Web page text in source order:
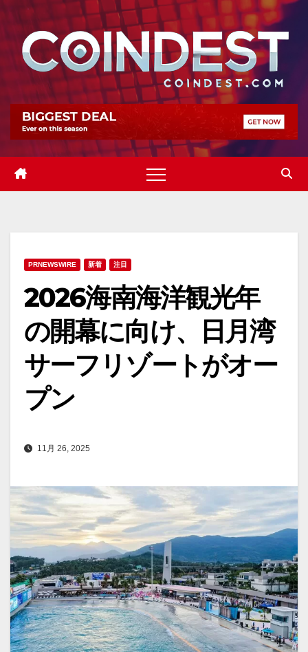
Skip
content
PRNEWSWIRE 新着 注目
2026海南海洋観光年
の開幕に向け、日月湾
サーフリゾートがオー
プン
11月 26, 2025